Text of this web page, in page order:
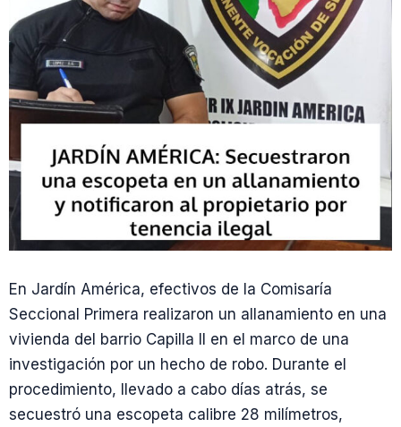
En Jardín América, efectivos de la Comisaría
Seccional Primera realizaron un allanamiento en una
vivienda del barrio Capilla II en el marco de una
investigación por un hecho de robo. Durante el
procedimiento, llevado a cabo días atrás, se
secuestró una escopeta calibre 28 milímetros,